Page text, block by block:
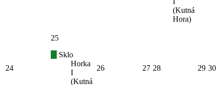
(Kutná
Hora)
24
25
Sklo
Horka
I
(Kutná
26 27 28 29 30